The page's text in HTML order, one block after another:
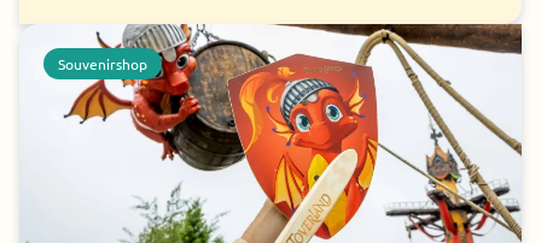
Souvenirshop